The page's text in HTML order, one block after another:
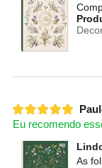
Eu recomendo
As